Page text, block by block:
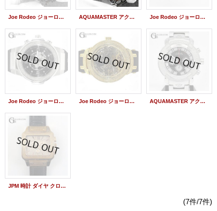
Joe Rodeo ジョーロデオ MASTER ダイヤ 4.75ct JJMS24 新品 AQUAMASTER アクアマスター ダイヤ SAM79 白 新品 Joe Rodeo ジョーロデオ MASTER JJM72 ダイヤ 2.2ct 新品
Joe Rodeo ジョーロデオ Panter-JPT8 ダイヤ 1.5ct 新品 Joe Rodeo ジョーロデオ MASTER JJM81 ダイヤ 2.2ct 新品 AQUAMASTER アクアマスター ダイヤ SAM79 黒 新品
JPM 時計 ダイヤ クロノ ジョーロデオ アイステック アクアマスター
(7件/7件)